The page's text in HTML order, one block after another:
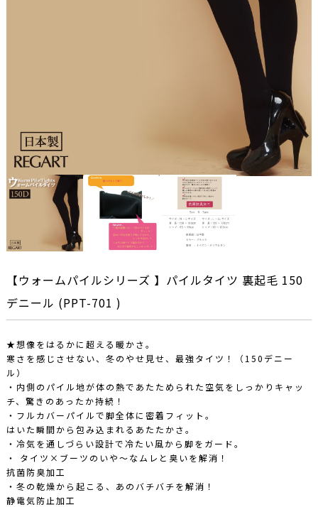
【ウォームパイルシリーズ 】パイルタイツ 裏起毛 150
デニール (PPT-701 )
★想像をはるかに超える暖かさ。
寒さを感じさせない、冬のやせ見せ、最強タイツ！（150デニー
ル）
・内側のパイル地が体の熱であたためられた空気をしっかりキャッ
チ、驚きのあったか持続！
・フルカバーパイルで脚全体に密着フィット。
はいた瞬間から包み込まれるあたたかさ。
・冷気を通しづらい設計で冷たい風から脚をガード。
・ タイツ×ブーツのいや〜なムレと臭いを解消！
抗菌防臭加工
・冬の乾燥から起こる、あのバチバチを解消！
静電気防止加工